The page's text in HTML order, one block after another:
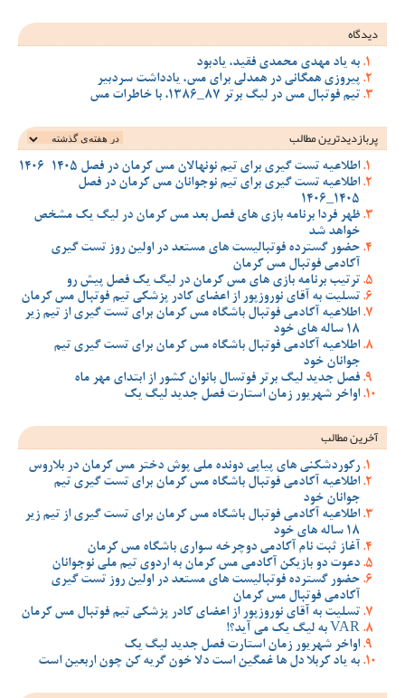
دیدگاه
به یاد مهدی محمدی فقید، یادبود
پیروزی همگانی در همدلی برای مس، یادداشت سردبیر
تیم فوتبال مس در لیگ برتر 87_1386، با خاطرات مس
پربازدیدترین‌ مطالب
اطلاعیه تست گیری برای تیم نونهالان مس کرمان در فصل 1405-1406
اطلاعیه تست گیری برای تیم نوجوانان مس کرمان در فصل
1405_1406
ظهر فردا برنامه بازی های فصل بعد مس کرمان در لیگ یک مشخص
خواهد شد
حضور گسترده فوتبالیست های مستعد در اولین روز تست گیری
آکادمی فوتبال مس کرمان
ترتیب برنامه بازی های مس کرمان در لیگ یک فصل پیش رو
تسلیت به آقای نوروزپور از اعضای کادر پزشکی تیم فوتبال مس کرمان
اطلاعیه آکادمی فوتبال باشگاه مس کرمان برای تست گیری از تیم زیر
18 ساله های خود
اطلاعیه آکادمی فوتبال باشگاه مس کرمان برای تست گیری تیم
جوانان خود
فصل جدید لیگ برتر فوتسال بانوان کشور از ابتدای مهر ماه
اواخر شهریور زمان استارت فصل جدید لیگ یک
آخرین مطالب
رکوردشکنی های پیاپی دونده ملی پوش دختر مس کرمان در بلاروس
اطلاعیه آکادمی فوتبال باشگاه مس کرمان برای تست گیری تیم
جوانان خود
اطلاعیه آکادمی فوتبال باشگاه مس کرمان برای تست گیری از تیم زیر
18 ساله های خود
آغاز ثبت نام آکادمی دوچرخه سواری باشگاه مس کرمان
دعوت دو بازیکن آکادمی مس کرمان به اردوی تیم ملی نوجوانان
حضور گسترده فوتبالیست های مستعد در اولین روز تست گیری
آکادمی فوتبال مس کرمان
تسلیت به آقای نوروزپور از اعضای کادر پزشکی تیم فوتبال مس کرمان
VAR به لیگ یک می آید؟!
اواخر شهریور زمان استارت فصل جدید لیگ یک
به یاد کربلا دل ها غمگین است دلا خون گریه کن چون اربعین است